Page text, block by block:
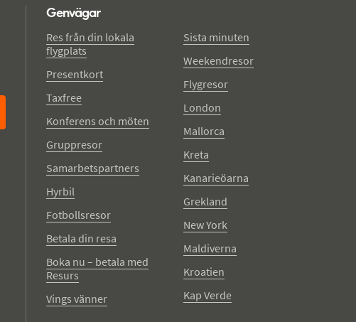
Genvägar
Res från din lokala
flygplats
Presentkort
Taxfree
Konferens och möten
Gruppresor
Samarbetspartners
Hyrbil
Fotbollsresor
Betala din resa
Boka nu – betala med
Resurs
Vings vänner
Sista minuten
Weekendresor
Flygresor
London
Mallorca
Kreta
Kanarieöarna
Grekland
New York
Maldiverna
Kroatien
Kap Verde